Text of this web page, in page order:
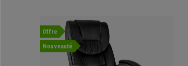
Offre
Nouveauté